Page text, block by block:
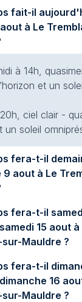
fait-il
à 14h,
et un
ciel clair -
un soleil
fera-t-il
fera-t-il
Mauldre ?
fera-t-il
Mauldre ?